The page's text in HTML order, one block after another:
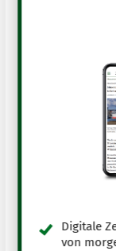
Digitale
von